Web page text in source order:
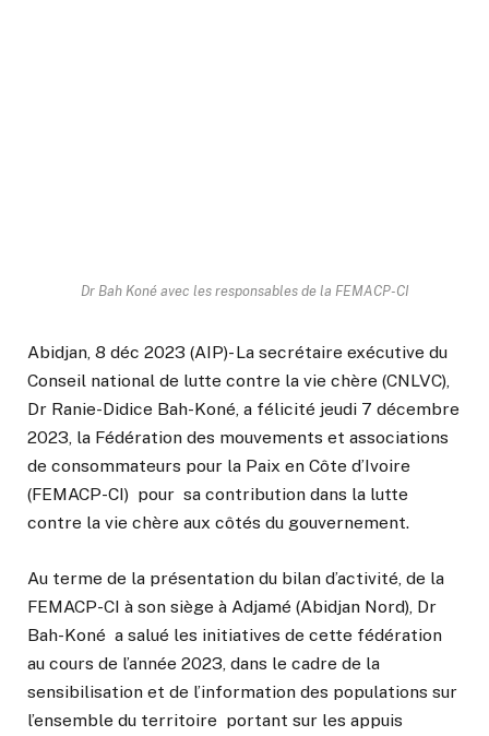
Dr Bah Koné avec les responsables de la FEMACP-CI
Abidjan, 8 déc 2023 (AIP)- La secrétaire exécutive du
Conseil national de lutte contre la vie chère (CNLVC),
Dr Ranie-Didice Bah-Koné, a félicité jeudi 7 décembre
2023, la Fédération des mouvements et associations
de consommateurs pour la Paix en Côte d’Ivoire
(FEMACP-CI) pour sa contribution dans la lutte
contre la vie chère aux côtés du gouvernement.
Au terme de la présentation du bilan d’activité, de la
FEMACP-CI à son siège à Adjamé (Abidjan Nord), Dr
Bah-Koné a salué les initiatives de cette fédération
au cours de l’année 2023, dans le cadre de la
sensibilisation et de l’information des populations sur
l’ensemble du territoire portant sur les appuis